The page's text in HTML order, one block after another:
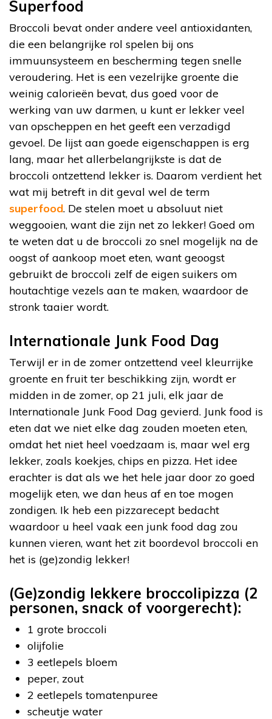
Superfood
Broccoli bevat onder andere veel antioxidanten,
die een belangrijke rol spelen bij ons
immuunsysteem en bescherming tegen snelle
veroudering. Het is een vezelrijke groente die
weinig calorieën bevat, dus goed voor de
werking van uw darmen, u kunt er lekker veel
van opscheppen en het geeft een verzadigd
gevoel. De lijst aan goede eigenschappen is erg
lang, maar het allerbelangrijkste is dat de
broccoli ontzettend lekker is. Daarom verdient het
wat mij betreft in dit geval wel de term
superfood. De stelen moet u absoluut niet
weggooien, want die zijn net zo lekker! Goed om
te weten dat u de broccoli zo snel mogelijk na de
oogst of aankoop moet eten, want geoogst
gebruikt de broccoli zelf de eigen suikers om
houtachtige vezels aan te maken, waardoor de
stronk taaier wordt.
Internationale Junk Food Dag
Terwijl er in de zomer ontzettend veel kleurrijke
groente en fruit ter beschikking zijn, wordt er
midden in de zomer, op 21 juli, elk jaar de
Internationale Junk Food Dag gevierd. Junk food is
eten dat we niet elke dag zouden moeten eten,
omdat het niet heel voedzaam is, maar wel erg
lekker, zoals koekjes, chips en pizza. Het idee
erachter is dat als we het hele jaar door zo goed
mogelijk eten, we dan heus af en toe mogen
zondigen. Ik heb een pizzarecept bedacht
waardoor u heel vaak een junk food dag zou
kunnen vieren, want het zit boordevol broccoli en
het is (ge)zondig lekker!
(Ge)zondig lekkere broccolipizza (2
personen, snack of voorgerecht):
1 grote broccoli
olijfolie
3 eetlepels bloem
peper, zout
2 eetlepels tomatenpuree
scheutje water